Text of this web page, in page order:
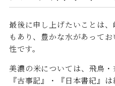
最後に申し上げたいことは
もあり、豊かな水があって
性です。
美濃の米については、飛鳥・
『古事記』・『日本書紀』